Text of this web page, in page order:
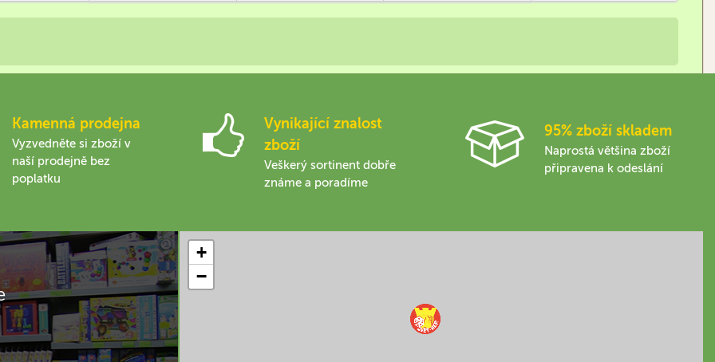
Kamenná prodejna
Vyzvedněte si zboží v
naší prodejně bez
poplatku
Vynikající znalost
zboží
Veškerý sortinent dobře
známe a poradíme
95% zboží skladem
Naprostá většina zboží
připravena k odeslání
+
−